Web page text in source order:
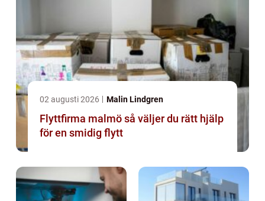
02 augusti 2026 Malin Lindgren
Flyttfirma malmö så väljer du rätt hjälp
för en smidig flytt